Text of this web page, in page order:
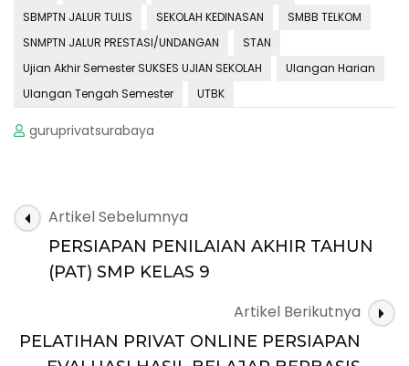
SBMPTN JALUR TULIS
SEKOLAH KEDINASAN
SMBB TELKOM
SNMPTN JALUR PRESTASI/UNDANGAN
STAN
Ujian Akhir Semester SUKSES UJIAN SEKOLAH
Ulangan Harian
Ulangan Tengah Semester
UTBK
guruprivatsurabaya
Navigasi
Artikel
Artikel Sebelumnya
PERSIAPAN PENILAIAN AKHIR TAHUN
(PAT) SMP KELAS 9
Artikel Berikutnya
PELATIHAN PRIVAT ONLINE PERSIAPAN